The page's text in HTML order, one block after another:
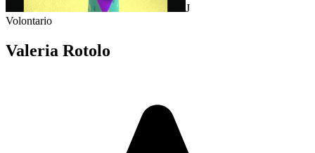
J
Volontario
Valeria Rotolo